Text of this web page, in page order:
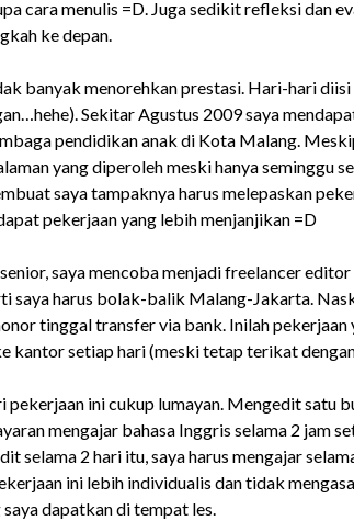
cara menulis =D. Juga sedikit refleksi dan
ke depan.
banyak menorehkan prestasi. Hari-hari
Sekitar Agustus 2009 saya
pendidikan anak di Kota Malang.
yang diperoleh meski hanya seminggu
saya tampaknya harus melepaskan
pekerjaan yang lebih menjanjikan =D
saya mencoba menjadi freelancer
saya harus bolak-balik Malang-Jakarta.
tinggal transfer via bank. Inilah pekerjaan
kantor setiap hari (meski tetap terikat
pekerjaan ini cukup lumayan. Mengedit satu
mengajar bahasa Inggris selama 2 jam
selama 2 hari itu, saya harus mengajar
ini lebih individualis dan tidak
dapatkan di tempat les.